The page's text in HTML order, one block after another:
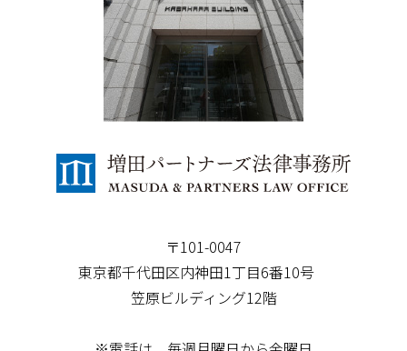
〒101-0047
東京都千代田区内神田1丁目6番10号
笠原ビルディング12階